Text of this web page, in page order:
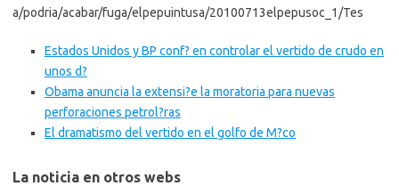
a/podria/acabar/fuga/elpepuintusa/20100713elpepusoc_1/Tes
Estados Unidos y BP conf? en controlar el vertido de crudo en
unos d?
Obama anuncia la extensi?e la moratoria para nuevas
perforaciones petrol?ras
El dramatismo del vertido en el golfo de M?co
La noticia en otros webs